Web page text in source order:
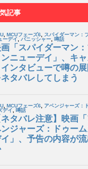
記事